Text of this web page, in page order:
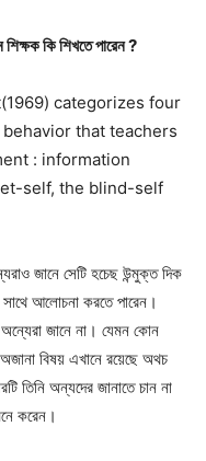
কি শিখতে পারেন ?
Luft(1969) categorizes four
that teachers
: information
self, the blind-self
জানে সেটি হচেছ উন্মুক্ত দিক
আলোচনা করতে পারেন।
জানে না। যেমন কোন
বিষয় এখানে রয়েছে অথচ
তিনি অন্যদের জানাতে চান না
করেন।